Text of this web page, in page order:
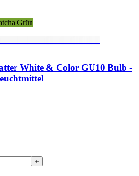
Grün
White & Color GU10 Bulb -